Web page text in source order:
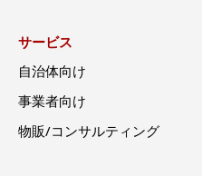
サービス
自治体向け
事業者向け
物販/コンサルティング